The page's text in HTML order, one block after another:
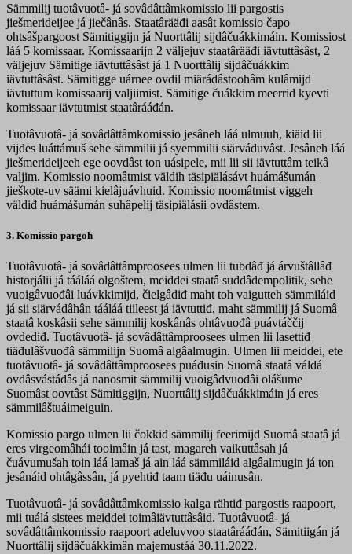
Sämmilij tuotâvuotâ- já sovâdâttâmkomissio lii pargostis
jiešmerideijee já jiečânâs. Staatârääđi aasât komissio čapo
ohtsâšpargoost Sämitiggijn já Nuorttâlij sijdâčuákkimáin. Komissiost
láá 5 komissaar. Komissaarijn 2 väljejuv staatârääđi iävtuttâsâst, 2
väljejuv Sämitige iävtuttâsâst já 1 Nuorttâlij sijdâčuákkim
iävtuttâsâst. Sämitigge uárnee ovdil miärádâstoohâm kulâmijd
iävtuttum komissaarij valjiimist. Sämitige čuákkim meerrid kyevti
komissaar iävtutmist staatârááđán.
Tuotâvuotâ- já sovâdâttâmkomissio jesâneh láá ulmuuh, kiäid lii
vijđes luáttámuš sehe sämmilii já syemmilii siärváduvâst. Jesâneh láá
jiešmerideijeeh ege oovdâst ton uásipele, mii lii sii iävtuttâm teikâ
valjim. Komissio noomâtmist väldih täsipiälásávt huámášumán
jieškote-uv säämi kielâjuávhuid. Komissio noomâtmist viggeh
väldiđ huámášumán suhâpelij täsipiälásii ovdâstem.
3. Komissio pargoh
Tuotâvuotâ- já sovâdâttâmproosees ulmen lii tubdâđ já árvuštâllâđ
historjálii já tááláá olgoštem, meiddei staatâ suddâdempolitik, sehe
vuoigâvuođâi luávkkimijd, čielgâdiđ maht toh vaigutteh sämmiláid
já sii siärvádâhân tááláá tiileest já iävtuttiđ, maht sämmilij já Suomâ
staatâ koskâsii sehe sämmilij koskânâs ohtâvuođâ puávtáččij
ovdediđ. Tuotâvuotâ- já sovâdâttâmproosees ulmen lii lasettiđ
tiäđulâšvuođâ sämmilijn Suomâ algâalmugin. Ulmen lii meiddei, ete
tuotâvuotâ- já sovâdâttâmproosees puáđusin Suomâ staatâ váldá
ovdâsvástádâs já nanosmit sämmilij vuoigâdvuođâi olášume
Suomâst oovtâst Sämitiggijn, Nuorttâlij sijdâčuákkimáin já eres
sämmilâštuáimeiguin.
Komissio pargo ulmen lii čokkiđ sämmilij feerimijd Suomâ staatâ já
eres virgeomâhái tooimâin já tast, magareh vaikuttâsah já
čuávumušah toin láá lamaš já ain láá sämmiláid algâalmugin já ton
jesânáid ohtâgâssân, já pyehtiđ taam tiäđu uáinusân.
Tuotâvuotâ- já sovâdâttâmkomissio kalga rähtiđ pargostis raapoort,
mii tuálá sistees meiddei toimâiävtuttâsâid. Tuotâvuotâ- já
sovâdâttâmkomissio raapoort adeluvvoo staatârááđán, Sämitiigán já
Nuorttâlij sijdâčuákkimân majemustáá 30.11.2022.